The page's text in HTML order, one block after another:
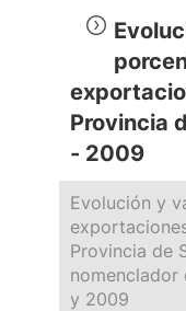
Provincia
- 2009
Evolución y
Provincia de
y 2009